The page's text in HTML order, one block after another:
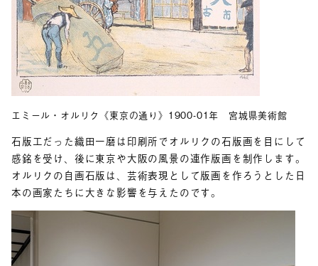
エミール・オルリク《東京の通り》1900-01年 宮城県美術館
石版工だった織田一磨は印刷所でオルリクの石版画を目にして
感銘を受け、後に東京や大阪の風景の連作版画を制作します。
オルリクの自画石版は、芸術表現として版画を作ろうとした日
本の画家たちに大きな影響を与えたのです。